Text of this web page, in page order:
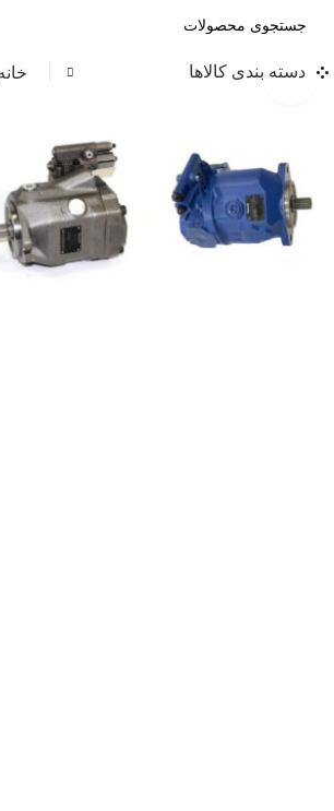
دسته بندی کالاها
بزرگنمایی تصویر